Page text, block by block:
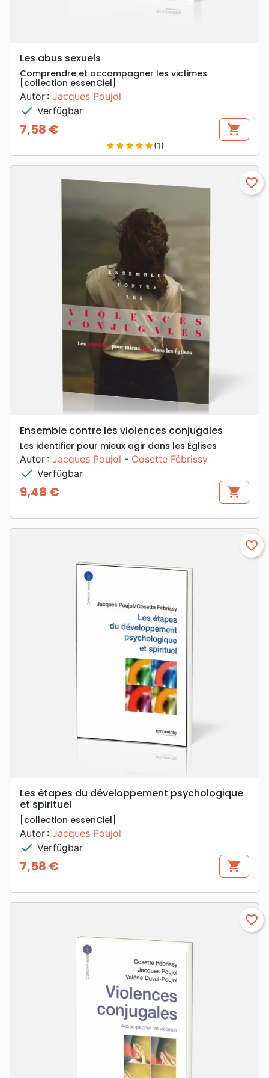
Les abus sexuels
Comprendre et accompagner les victimes
[collection essenCiel]
Autor : Jacques Poujol
check Verfügbar
Preis
7,58 € shopping_cart
star star star star star(1)
favorite_border
Ensemble contre les violences conjugales
Les identifier pour mieux agir dans les Églises
Autor : Jacques Poujol - Cosette Fébrissy
check Verfügbar
Preis
9,48 € shopping_cart
favorite_border
Les étapes du développement psychologique
et spirituel
[collection essenCiel]
Autor : Jacques Poujol
check Verfügbar
Preis
7,58 € shopping_cart
favorite_border